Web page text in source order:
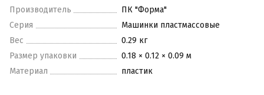
Производитель
ПК "Форма"
Серия
Машинки пластмассовые
Вес
0.29 кг
Размер упаковки
0.18 × 0.12 × 0.09 м
Материал
пластик